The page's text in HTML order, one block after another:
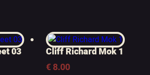
03
Cliff Richard Mok 1
€8.00